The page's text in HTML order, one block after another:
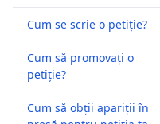
Cum se scrie o petiție?
Cum să promovați o
petiție?
Cum să obții apariții în